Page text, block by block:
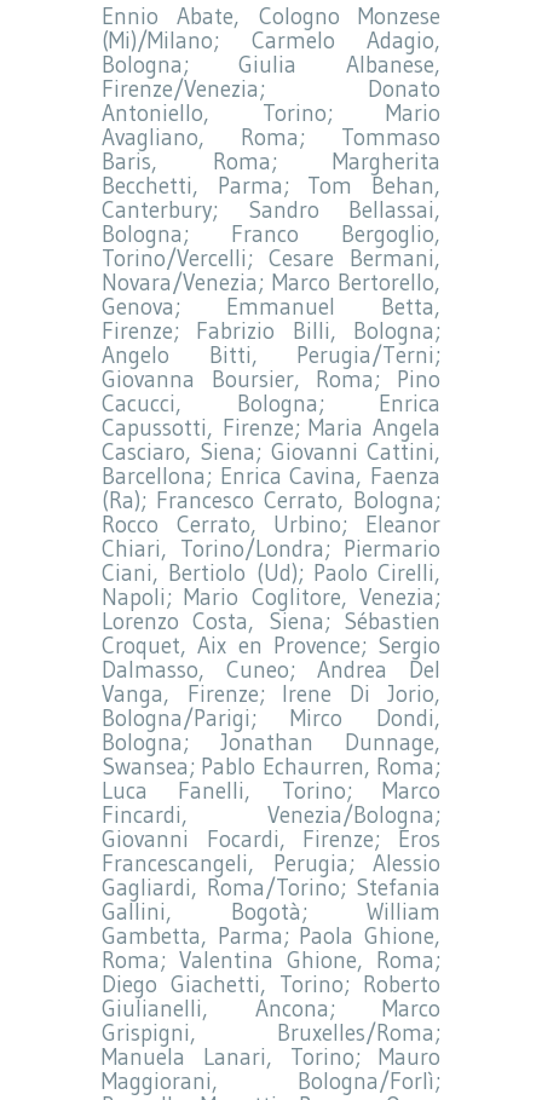
Ennio Abate, Cologno Monzese
(Mi)/Milano; Carmelo Adagio,
Bologna; Giulia Albanese,
Firenze/Venezia; Donato
Antoniello, Torino; Mario
Avagliano, Roma; Tommaso
Baris, Roma; Margherita
Becchetti, Parma; Tom Behan,
Canterbury; Sandro Bellassai,
Bologna; Franco Bergoglio,
Torino/Vercelli; Cesare Bermani,
Novara/Venezia; Marco Bertorello,
Genova; Emmanuel Betta,
Firenze; Fabrizio Billi, Bologna;
Angelo Bitti, Perugia/Terni;
Giovanna Boursier, Roma; Pino
Cacucci, Bologna; Enrica
Capussotti, Firenze; Maria Angela
Casciaro, Siena; Giovanni Cattini,
Barcellona; Enrica Cavina, Faenza
(Ra); Francesco Cerrato, Bologna;
Rocco Cerrato, Urbino; Eleanor
Chiari, Torino/Londra; Piermario
Ciani, Bertiolo (Ud); Paolo Cirelli,
Napoli; Mario Coglitore, Venezia;
Lorenzo Costa, Siena; Sébastien
Croquet, Aix en Provence; Sergio
Dalmasso, Cuneo; Andrea Del
Vanga, Firenze; Irene Di Jorio,
Bologna/Parigi; Mirco Dondi,
Bologna; Jonathan Dunnage,
Swansea; Pablo Echaurren, Roma;
Luca Fanelli, Torino; Marco
Fincardi, Venezia/Bologna;
Giovanni Focardi, Firenze; Eros
Francescangeli, Perugia; Alessio
Gagliardi, Roma/Torino; Stefania
Gallini, Bogotà; William
Gambetta, Parma; Paola Ghione,
Roma; Valentina Ghione, Roma;
Diego Giachetti, Torino; Roberto
Giulianelli, Ancona; Marco
Grispigni, Bruxelles/Roma;
Manuela Lanari, Torino; Mauro
Maggiorani, Bologna/Forlì;